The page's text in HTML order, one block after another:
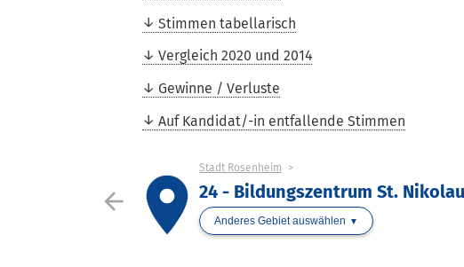
Stimmen tabellarisch
Vergleich 2020 und 2014
Gewinne / Verluste
Auf Kandidat/-in entfallende Stimmen
arrow_back place
Stadt Rosenheim
24 - Bildungszentrum St.
Anderes Gebiet auswählen